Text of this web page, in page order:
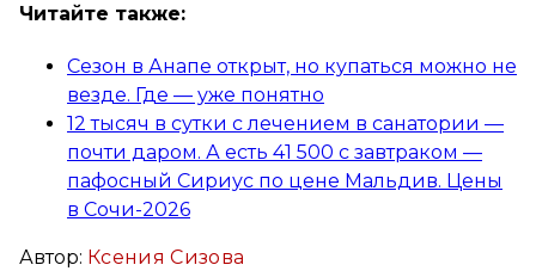
Читайте также:
Сезон в Анапе открыт, но купаться можно не
везде. Где — уже понятно
12 тысяч в сутки с лечением в санатории —
почти даром. А есть 41 500 с завтраком —
пафосный Сириус по цене Мальдив. Цены
в Сочи-2026
Автор: Ксения Сизова